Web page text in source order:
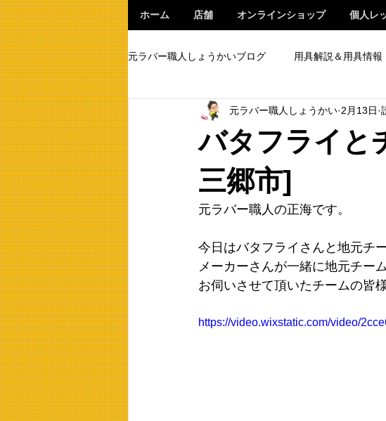
元ラバー職人しょうかいブログ 用具解説＆用具情報
バタフライと
三郷市]
元ラバー職人しょうかい 2月13日
元ラバー職人の正海です。
今日はバタフライさんと地元チ
メーカーさんが一緒に地元チー
お伺いさせて頂いたチームの皆
https://video.wixstatic.com/video/
ホーム 店舗 オンラインショップ 個人レ